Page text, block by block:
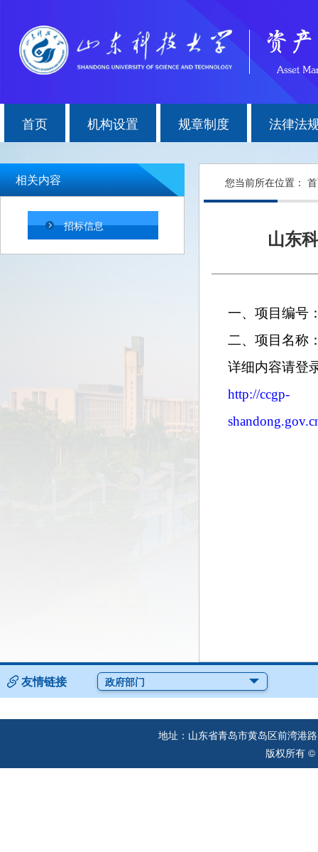
首页 机构设置 规章制度 法律法
相关内容
招标信息
您当前所在位置：
山东
一、 项目编号
二、 项目名称
详细内容请登
http://ccgp-
友情链接 政府部门
地址：山东省青岛市黄岛区前湾
版权所有 ©